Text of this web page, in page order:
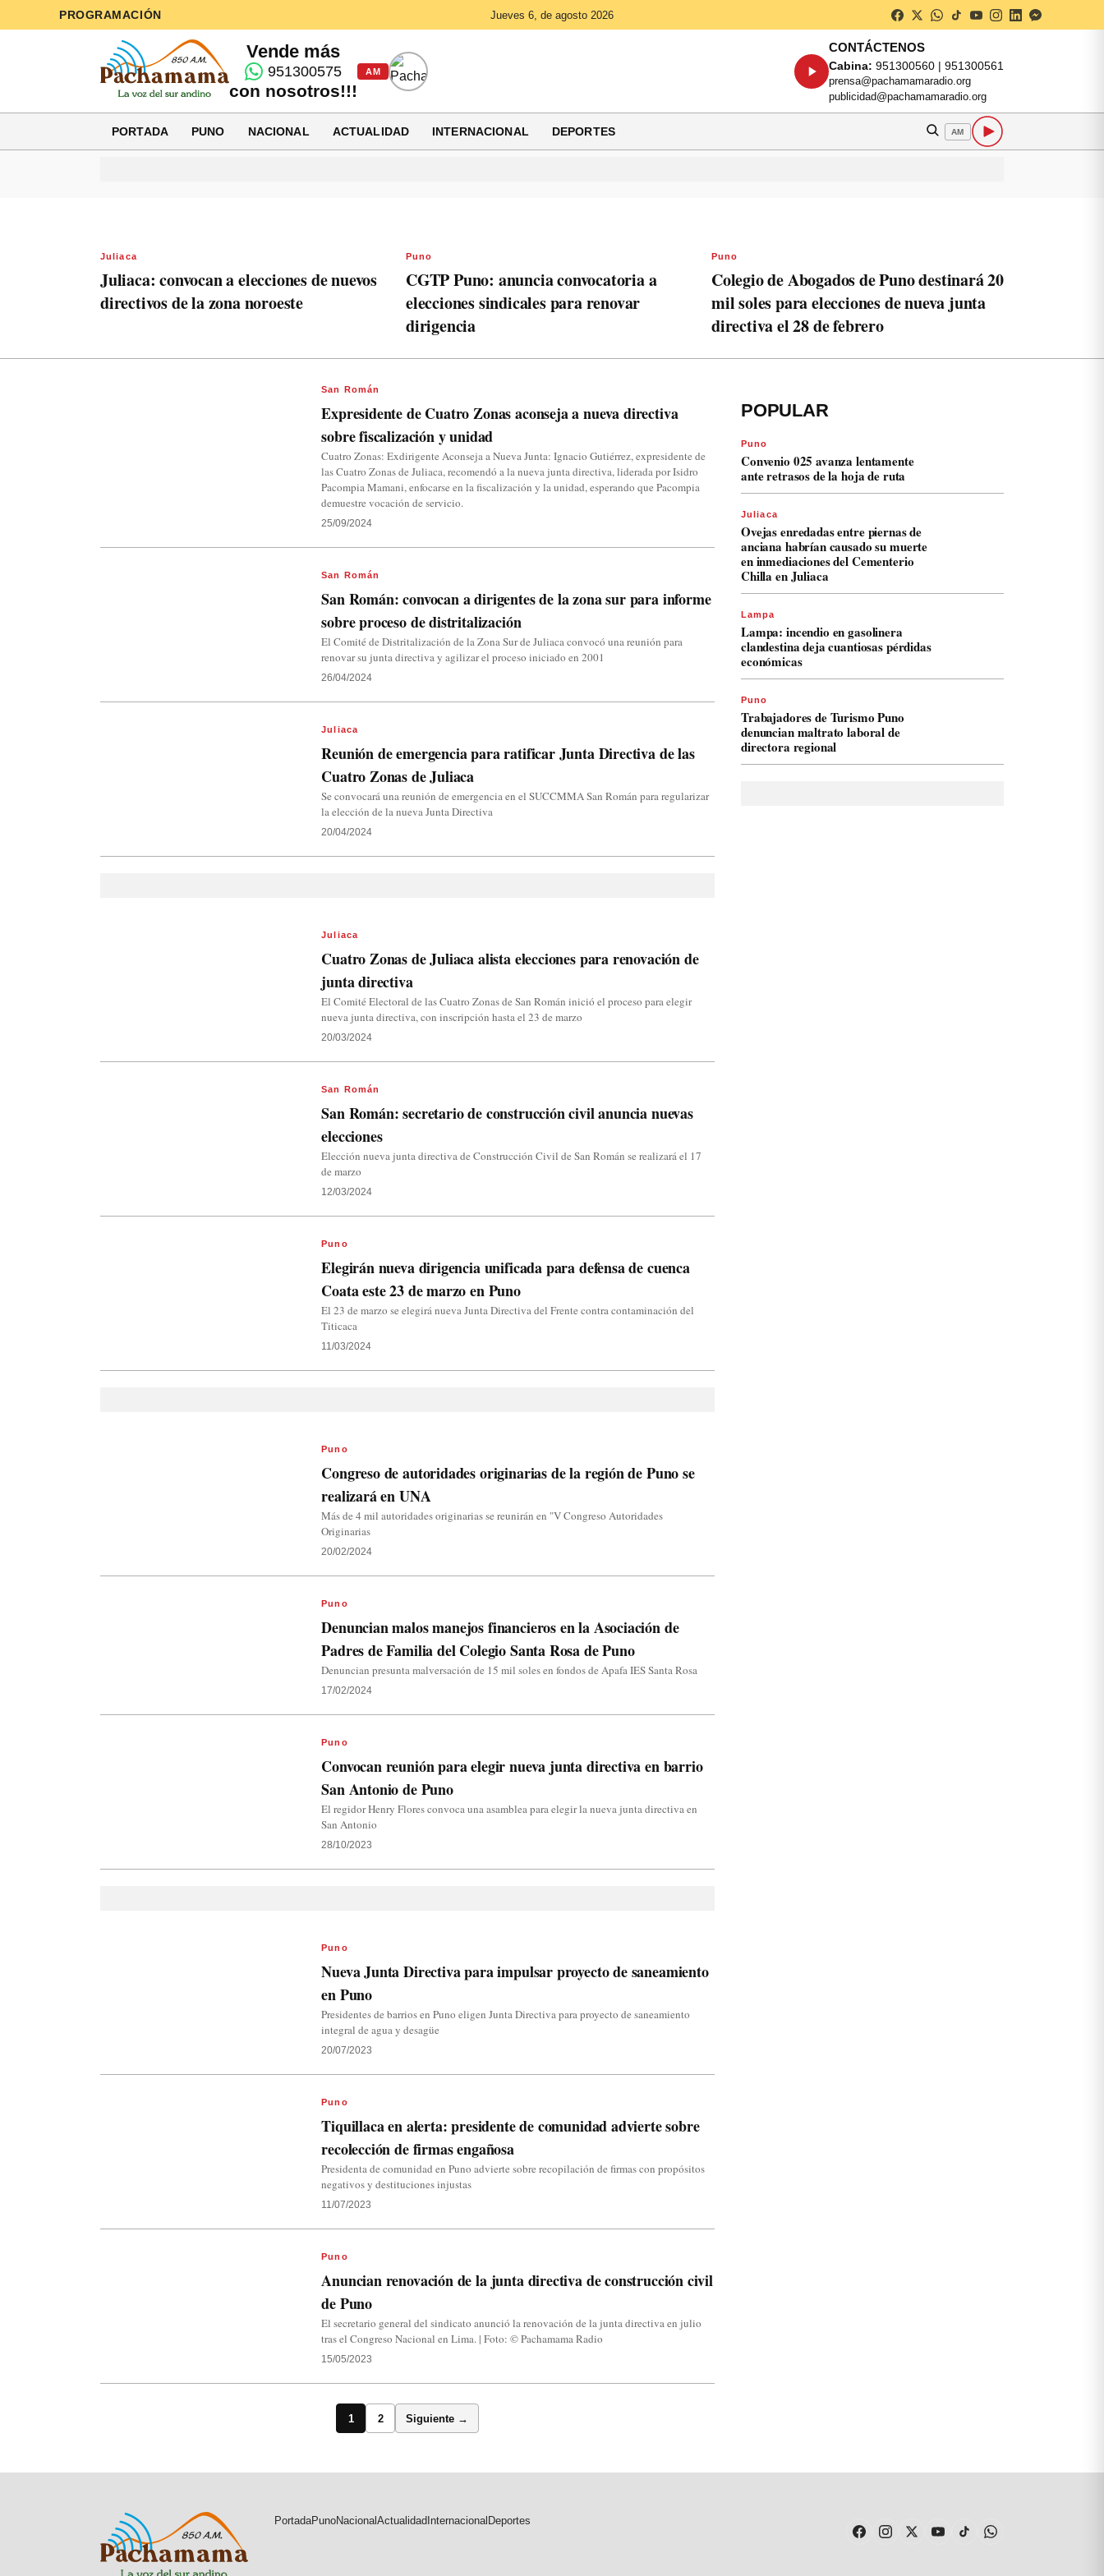
PROGRAMACIÓN Jueves 6, de agosto 2026
Vende más
951300575
con nosotros!!!
AM
CONTÁCTENOS
Cabina: 951300560 | 951300561
prensa@pachamamaradio.org
publicidad@pachamamaradio.org
PORTADA PUNO NACIONAL ACTUALIDAD INTERNACIONAL DEPORTES AM
Juliaca
Juliaca: convocan a elecciones de nuevos
directivos de la zona noroeste
Puno
CGTP Puno: anuncia convocatoria a
elecciones sindicales para renovar
dirigencia
Puno
Colegio de Abogados de Puno destinará 20
mil soles para elecciones de nueva junta
directiva el 28 de febrero
San Román
Expresidente de Cuatro Zonas aconseja a nueva directiva
sobre fiscalización y unidad
Cuatro Zonas: Exdirigente Aconseja a Nueva Junta: Ignacio Gutiérrez, expresidente de
las Cuatro Zonas de Juliaca, recomendó a la nueva junta directiva, liderada por Isidro
Pacompia Mamani, enfocarse en la fiscalización y la unidad, esperando que Pacompia
demuestre vocación de servicio.
25/09/2024
San Román
San Román: convocan a dirigentes de la zona sur para informe
sobre proceso de distritalización
El Comité de Distritalización de la Zona Sur de Juliaca convocó una reunión para
renovar su junta directiva y agilizar el proceso iniciado en 2001
26/04/2024
Juliaca
Reunión de emergencia para ratificar Junta Directiva de las
Cuatro Zonas de Juliaca
Se convocará una reunión de emergencia en el SUCCMMA San Román para regularizar
la elección de la nueva Junta Directiva
20/04/2024
Juliaca
Cuatro Zonas de Juliaca alista elecciones para renovación de
junta directiva
El Comité Electoral de las Cuatro Zonas de San Román inició el proceso para elegir
nueva junta directiva, con inscripción hasta el 23 de marzo
20/03/2024
San Román
San Román: secretario de construcción civil anuncia nuevas
elecciones
Elección nueva junta directiva de Construcción Civil de San Román se realizará el 17
de marzo
12/03/2024
Puno
Elegirán nueva dirigencia unificada para defensa de cuenca
Coata este 23 de marzo en Puno
El 23 de marzo se elegirá nueva Junta Directiva del Frente contra contaminación del
Titicaca
11/03/2024
Puno
Congreso de autoridades originarias de la región de Puno se
realizará en UNA
Más de 4 mil autoridades originarias se reunirán en "V Congreso Autoridades
Originarias
20/02/2024
Puno
Denuncian malos manejos financieros en la Asociación de
Padres de Familia del Colegio Santa Rosa de Puno
Denuncian presunta malversación de 15 mil soles en fondos de Apafa IES Santa Rosa
17/02/2024
Puno
Convocan reunión para elegir nueva junta directiva en barrio
San Antonio de Puno
El regidor Henry Flores convoca una asamblea para elegir la nueva junta directiva en
San Antonio
28/10/2023
Puno
Nueva Junta Directiva para impulsar proyecto de saneamiento
en Puno
Presidentes de barrios en Puno eligen Junta Directiva para proyecto de saneamiento
integral de agua y desagüe
20/07/2023
Puno
Tiquillaca en alerta: presidente de comunidad advierte sobre
recolección de firmas engañosa
Presidenta de comunidad en Puno advierte sobre recopilación de firmas con propósitos
negativos y destituciones injustas
11/07/2023
Puno
Anuncian renovación de la junta directiva de construcción civil
de Puno
El secretario general del sindicato anunció la renovación de la junta directiva en julio
tras el Congreso Nacional en Lima. | Foto: © Pachamama Radio
15/05/2023
1 2 Siguiente →
POPULAR
Puno
Convenio 025 avanza lentamente
ante retrasos de la hoja de ruta
Juliaca
Ovejas enredadas entre piernas de
anciana habrían causado su muerte
en inmediaciones del Cementerio
Chilla en Juliaca
Lampa
Lampa: incendio en gasolinera
clandestina deja cuantiosas pérdidas
económicas
Puno
Trabajadores de Turismo Puno
denuncian maltrato laboral de
directora regional
PortadaPunoNacionalActualidad Internacional Deportes